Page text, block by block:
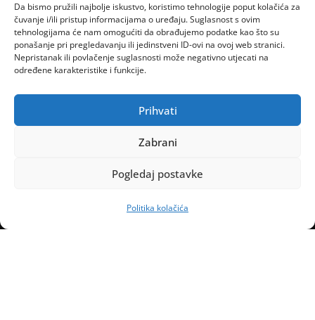
Da bismo pružili najbolje iskustvo, koristimo tehnologije poput kolačića za
čuvanje i/ili pristup informacijama o uređaju. Suglasnost s ovim
tehnologijama će nam omogućiti da obrađujemo podatke kao što su
ponašanje pri pregledavanju ili jedinstveni ID-ovi na ovoj web stranici.
Nepristanak ili povlačenje suglasnosti može negativno utjecati na
određene karakteristike i funkcije.
Prihvati
Zabrani
Pogledaj postavke
Politika kolačića